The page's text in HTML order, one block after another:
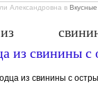
Александровна в
из
из свинины с